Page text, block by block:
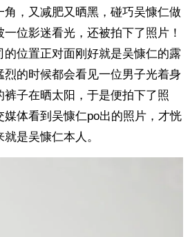
，又减肥又晒黑，碰巧吴慷仁做
一位影迷看光，还被拍下了照片！
位置正对面刚好就是吴慷仁的露
烈的时候都会看见一位男子光着身
子在晒太阳，于是便拍下了照
媒体看到吴慷仁po出的照片，才恍
是吴慷仁本人。